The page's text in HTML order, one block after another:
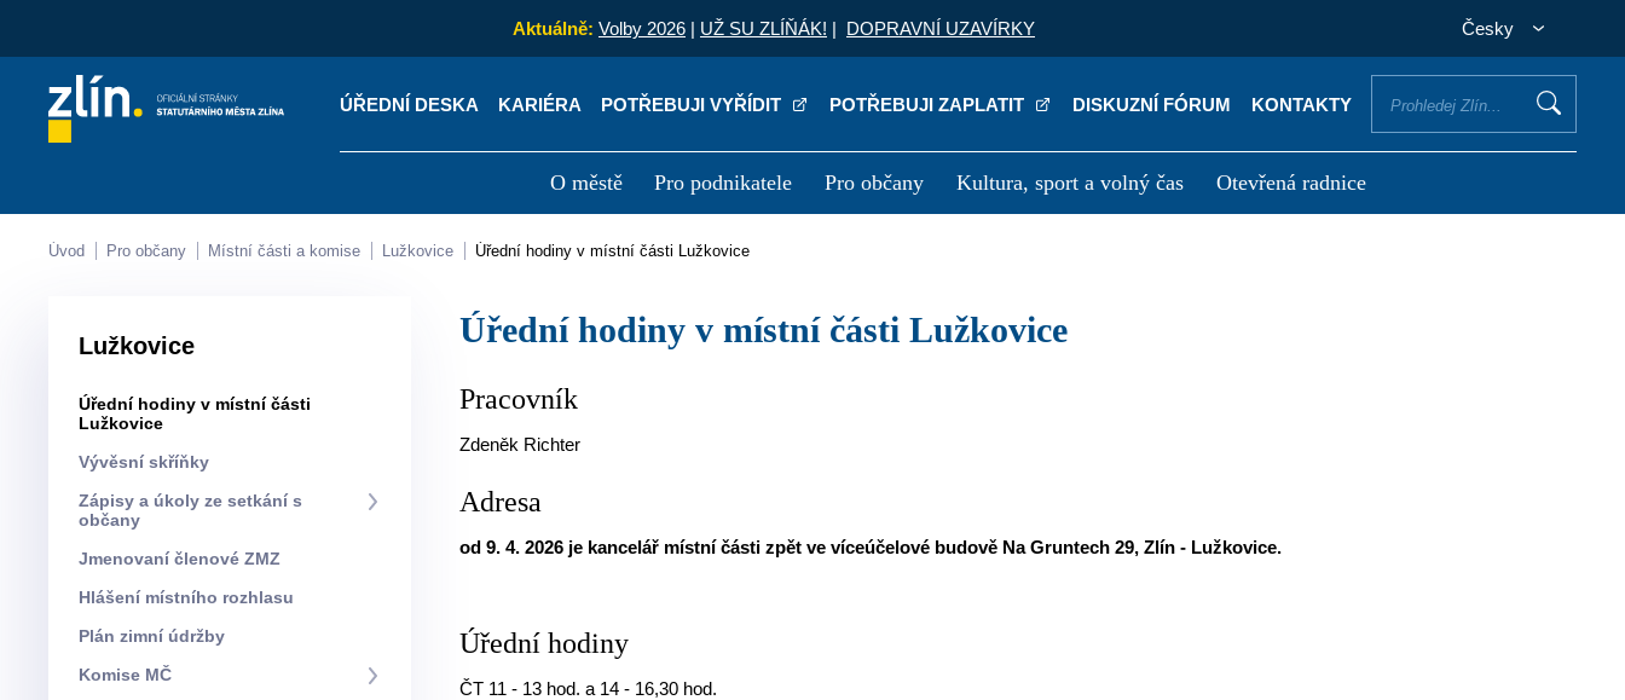
Aktuálně: Volby 2026 | UŽ SU ZLÍŇÁK! | DOPRAVNÍ UZAVÍRKY Česky
ÚŘEDNÍ DESKA KARIÉRA POTŘEBUJI VYŘÍDIT POTŘEBUJI ZAPLATIT DISKUZNÍ FÓRUM KONTAKTY
O městě Pro podnikatele Pro občany Kultura, sport a volný čas Otevřená radnice
Kontakty Úřední deska
Úvod Pro občany Místní části a komise Lužkovice Úřední hodiny v místní části Lužkovice
Lužkovice
Úřední hodiny v místní části
Lužkovice
Vývěsní skříňky
Zápisy a úkoly ze setkání s
občany
Jmenovaní členové ZMZ
Hlášení místního rozhlasu
Plán zimní údržby
Komise MČ
Úřední hodiny v místní části Lužkovice
Pracovník
Zdeněk Richter
Adresa
od 9. 4. 2026 je kancelář místní části zpět ve víceúčelové budově Na Gruntech 29, Zlín - Lužkovice.
Úřední hodiny
ČT 11 - 13 hod. a 14 - 16,30 hod.